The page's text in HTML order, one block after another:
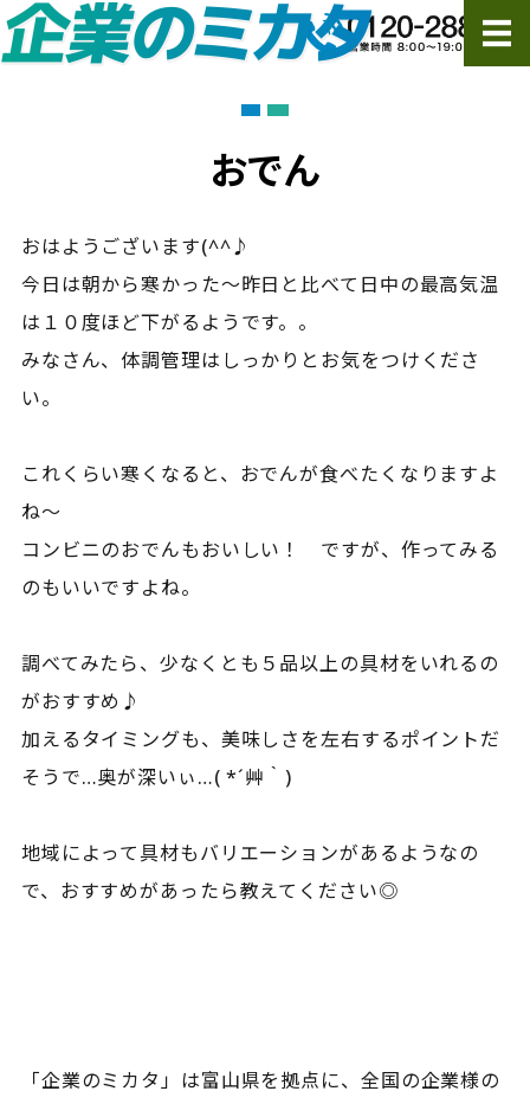
会社概要
ご依頼・お問い合わせ
おでん
おはようございます(^^♪
今日は朝から寒かった～昨日と比べて日中の最高気温
は１０度ほど下がるようです。。
みなさん、体調管理はしっかりとお気をつけくださ
い。
これくらい寒くなると、おでんが食べたくなりますよ
ね～
コンビニのおでんもおいしい！ ですが、作ってみる
のもいいですよね。
調べてみたら、少なくとも５品以上の具材をいれるの
がおすすめ♪
加えるタイミングも、美味しさを左右するポイントだ
そうで…奥が深いぃ…( *´艸｀)
地域によって具材もバリエーションがあるようなの
で、おすすめがあったら教えてください◎
「企業のミカタ」は富山県を拠点に、全国の企業様の